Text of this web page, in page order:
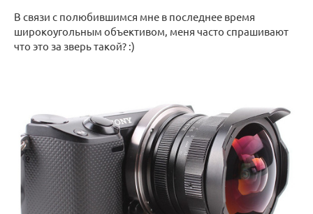
В связи с полюбившимся мне в последнее время
широкоугольным объективом, меня часто спрашивают
что это за зверь такой? :)